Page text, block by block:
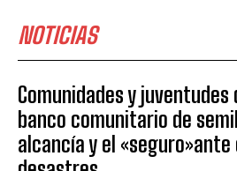
NOTICIAS
Comunidades y
banco comunitario de
alcancía y el